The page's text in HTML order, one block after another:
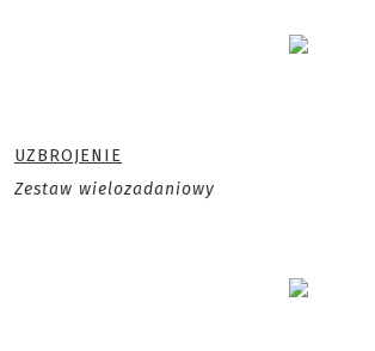
UZBROJENIE
Zestaw wielozadaniowy